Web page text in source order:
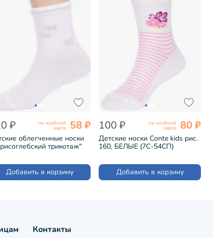
₽ по клубной
карте 58 ₽
облегченные носки
трикотаж"
Добавить в корзину
100 ₽ по клубной
карте 80 ₽
Детские носки Conte kids рис.
160, БЕЛЫЕ (7С-54СП)
Добавить в корзину
Контакты